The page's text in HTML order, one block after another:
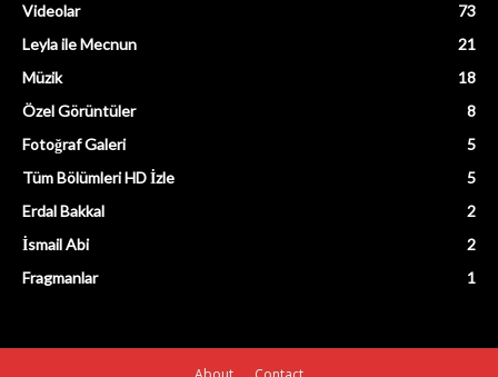
Videolar
73
Leyla ile Mecnun
21
Müzik
18
Özel Görüntüler
8
Fotoğraf Galeri
5
Tüm Bölümleri HD İzle
5
Erdal Bakkal
2
İsmail Abi
2
Fragmanlar
1